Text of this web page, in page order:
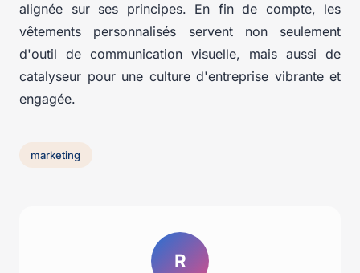
alignée sur ses principes. En fin de compte, les
vêtements personnalisés servent non seulement
d'outil de communication visuelle, mais aussi de
catalyseur pour une culture d'entreprise vibrante et
engagée.
marketing
R